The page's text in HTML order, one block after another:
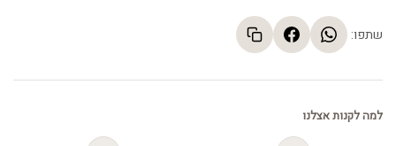
שתפו:
למה לקנות אצלנו